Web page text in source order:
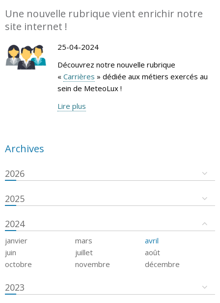
Une nouvelle rubrique vient enrichir notre
site internet !
25-04-2024
Découvrez notre nouvelle rubrique
« Carrières » dédiée aux métiers exercés au
sein de MeteoLux !
Lire plus
Archives
2026
2025
2024
janvier mars
avril
juin
juillet
août
octobre
novembre décembre
2023